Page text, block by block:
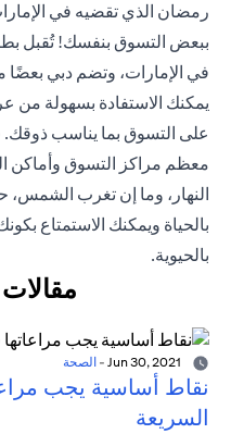
رمضان الذي تقضيه في
ببعض التسوق بنفسك! تُقبل
في الإمارات، وتضم دبي
يمكنك الاستفادة بسهولة من
على التسوق بما يناسب ذوقك.
معظم مراكز التسوق وأماكن
النهار، وما إن تغرب الشمس،
بالحياة ويمكنك الاستمتاع
بالحيوية.
- الصحة
نقاط أساسية يجب
السريعة